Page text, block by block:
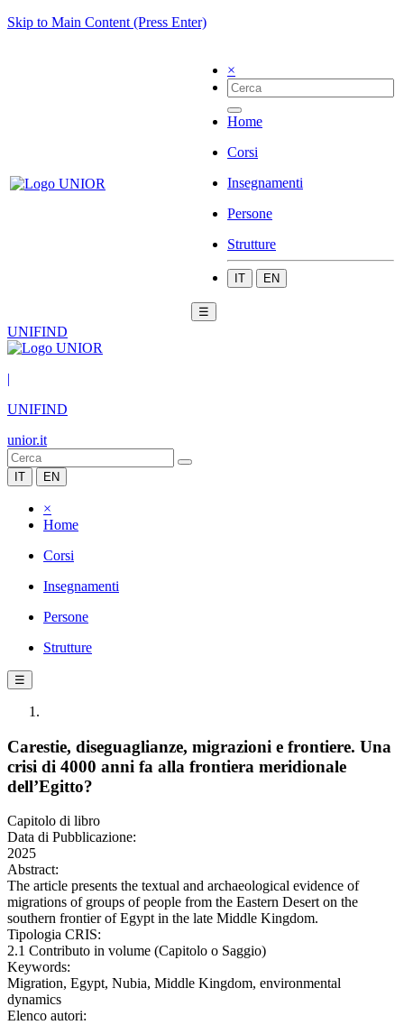
Skip to Main Content (Press Enter)
×
Home
Corsi
Insegnamenti
Persone
Strutture
IT EN
☰
UNIFIND
|
UNIFIND
unior.it
IT EN
×
Home
Corsi
Insegnamenti
Persone
Strutture
☰
Carestie, diseguaglianze, migrazioni e frontiere. Una
crisi di 4000 anni fa alla frontiera meridionale
dell’Egitto?
Capitolo di libro
Data di Pubblicazione:
2025
Abstract:
The article presents the textual and archaeological evidence of
migrations of groups of people from the Eastern Desert on the
southern frontier of Egypt in the late Middle Kingdom.
Tipologia CRIS:
2.1 Contributo in volume (Capitolo o Saggio)
Keywords:
Migration, Egypt, Nubia, Middle Kingdom, environmental
dynamics
Elenco autori: